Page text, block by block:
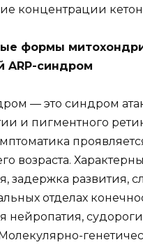
концентрации
формы
ARP-синдром
— это синдром
и пигментного
возраста.
задержка развития,
отделах
нейропатия,